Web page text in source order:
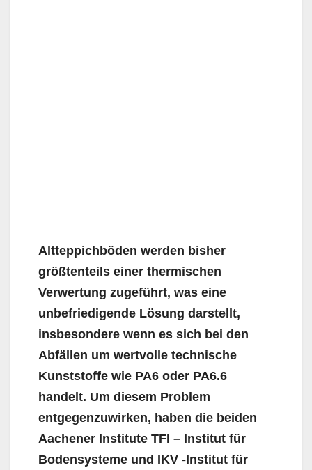
Altteppichböden werden bisher
größtenteils einer thermischen
Verwertung zugeführt, was eine
unbefriedigende Lösung darstellt,
insbesondere wenn es sich bei den
Abfällen um wertvolle technische
Kunststoffe wie PA6 oder PA6.6
handelt. Um diesem Problem
entgegenzuwirken, haben die beiden
Aachener Institute TFI – Institut für
Bodensysteme und IKV -Institut für